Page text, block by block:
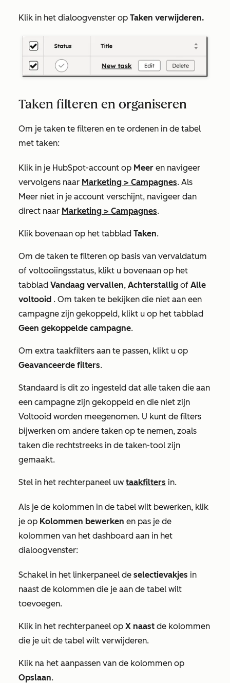
Klik in het dialoogvenster op Taken verwijderen.
Taken filteren en organiseren
Om je taken te filteren en te ordenen in de tabel
met taken:
Klik in je HubSpot-account op Meer en navigeer
vervolgens naar Marketing > Campagnes. Als
Meer niet in je account verschijnt, navigeer dan
direct naar Marketing > Campagnes.
Klik bovenaan op het tabblad Taken.
Om de taken te filteren op basis van vervaldatum
of voltooiingsstatus, klikt u bovenaan op het
tabblad Vandaag vervallen, Achterstallig of Alle
voltooid . Om taken te bekijken die niet aan een
campagne zijn gekoppeld, klikt u op het tabblad
Geen gekoppelde campagne.
Om extra taakfilters aan te passen, klikt u op
Geavanceerde filters.
Standaard is dit zo ingesteld dat alle taken die aan
een campagne zijn gekoppeld en die niet zijn
Voltooid worden meegenomen. U kunt de filters
bijwerken om andere taken op te nemen, zoals
taken die rechtstreeks in de taken-tool zijn
gemaakt.
Stel in het rechterpaneel uw taakfilters in.
Als je de kolommen in de tabel wilt bewerken, klik
je op Kolommen bewerken en pas je de
kolommen van het dashboard aan in het
dialoogvenster:
Schakel in het linkerpaneel de selectievakjes in
naast de kolommen die je aan de tabel wilt
toevoegen.
Klik in het rechterpaneel op X naast de kolommen
die je uit de tabel wilt verwijderen.
Klik na het aanpassen van de kolommen op
Opslaan.